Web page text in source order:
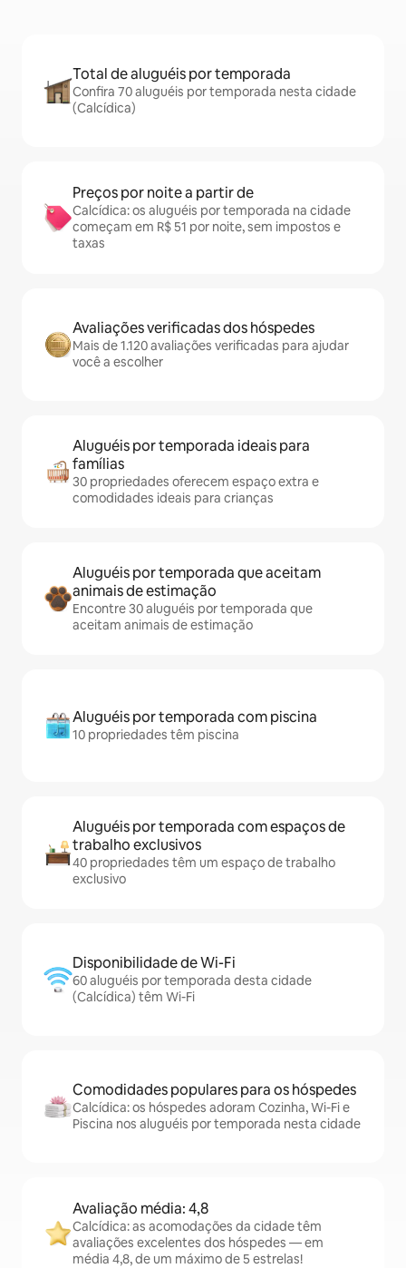
Total de aluguéis por temporada
Confira 70 aluguéis por temporada nesta cidade
(Calcídica)
Preços por noite a partir de
Calcídica: os aluguéis por temporada na cidade
começam em R$ 51 por noite, sem impostos e
taxas
Avaliações verificadas dos hóspedes
Mais de 1.120 avaliações verificadas para ajudar
você a escolher
Aluguéis por temporada ideais para
famílias
30 propriedades oferecem espaço extra e
comodidades ideais para crianças
Aluguéis por temporada que aceitam
animais de estimação
Encontre 30 aluguéis por temporada que
aceitam animais de estimação
Aluguéis por temporada com piscina
10 propriedades têm piscina
Aluguéis por temporada com espaços de
trabalho exclusivos
40 propriedades têm um espaço de trabalho
exclusivo
Disponibilidade de Wi-Fi
60 aluguéis por temporada desta cidade
(Calcídica) têm Wi-Fi
Comodidades populares para os hóspedes
Calcídica: os hóspedes adoram Cozinha, Wi-Fi e
Piscina nos aluguéis por temporada nesta cidade
Avaliação média: 4,8
Calcídica: as acomodações da cidade têm
avaliações excelentes dos hóspedes — em
média 4,8, de um máximo de 5 estrelas!